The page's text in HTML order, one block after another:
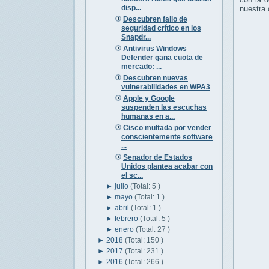
disp...
Descubren fallo de
seguridad crítico en los
Snapdr...
Antivirus Windows
Defender gana cuota de
mercado: ...
Descubren nuevas
vulnerabilidades en WPA3
Apple y Google
suspenden las escuchas
humanas en a...
Cisco multada por vender
conscientemente software
...
Senador de Estados
Unidos plantea acabar con
el sc...
►julio(Total: 5 )
►mayo(Total: 1 )
►abril(Total: 1 )
►febrero(Total: 5 )
►enero(Total: 27 )
► 2018 (Total: 150 )
► 2017 (Total: 231 )
► 2016 (Total: 266 )
nuestra